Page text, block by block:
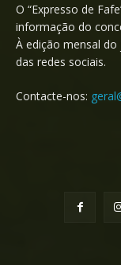
O “Expresso de
informação do
À edição mensal
das redes sociais.
Contacte-nos: